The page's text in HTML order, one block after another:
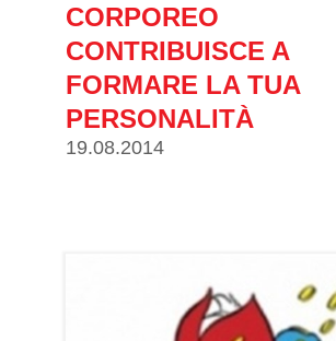
CORPOREO
CONTRIBUISCE A
FORMARE LA TUA
PERSONALITÀ
19.08.2014